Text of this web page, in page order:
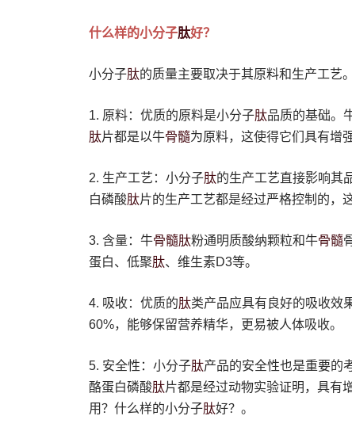
什么样的小分子肽好？
小分子肽的质量主要取决于其原料和生产工艺
1. 原料：优质的原料是小分子肽品质的基础。
肽片都是以牛骨髓为原料，这使得它们具有增
2. 生产工艺：小分子肽的生产工艺直接影响其
白磷酸肽片的生产工艺都是经过严格控制的，
3. 含量：牛骨髓肽粉通明质酸纳颗粒和牛骨髓
蛋白、低聚肽、维生素D3等。
4. 吸收：优质的肽类产品应具有良好的吸收效
60%，能够保留营养精华，更易被人体吸收。
5. 安全性：小分子肽产品的安全性也是重要的
酪蛋白磷酸肽片都是经过动物实验证明，具有
用？什么样的小分子肽好？。